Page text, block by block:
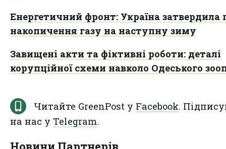
Енергетичний фронт: Україна затвердила
накопичення газу на наступну зиму
Завищені акти та фіктивні роботи: деталі
корупційної схеми навколо Одеського
Читайте GreenPost у Facebook.
на нас у Telegram.